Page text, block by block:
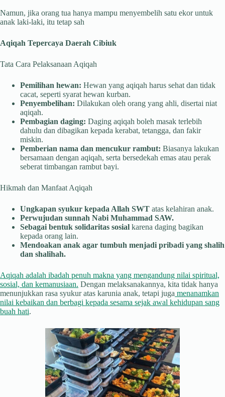
Namun, jika orang tua hanya mampu menyembelih satu ekor untuk
anak laki-laki, itu tetap sah
Aqiqah Tepercaya Daerah Cibiuk
Tata Cara Pelaksanaan Aqiqah
Pemilihan hewan: Hewan yang aqiqah harus sehat dan tidak
cacat, seperti syarat hewan kurban.
Penyembelihan: Dilakukan oleh orang yang ahli, disertai niat
aqiqah.
Pembagian daging: Daging aqiqah boleh masak terlebih
dahulu dan dibagikan kepada kerabat, tetangga, dan fakir
miskin.
Pemberian nama dan mencukur rambut: Biasanya lakukan
bersamaan dengan aqiqah, serta bersedekah emas atau perak
seberat timbangan rambut bayi.
Hikmah dan Manfaat Aqiqah
Ungkapan syukur kepada Allah SWT atas kelahiran anak.
Perwujudan sunnah Nabi Muhammad SAW.
Sebagai bentuk solidaritas sosial karena daging bagikan
kepada orang lain.
Mendoakan anak agar tumbuh menjadi pribadi yang shalih
dan shalihah.
Aqiqah adalah ibadah penuh makna yang mengandung nilai spiritual,
sosial, dan kemanusiaan. Dengan melaksanakannya, kita tidak hanya
menunjukkan rasa syukur atas karunia anak, tetapi juga menanamkan
nilai kebaikan dan berbagi kepada sesama sejak awal kehidupan sang
buah hati.